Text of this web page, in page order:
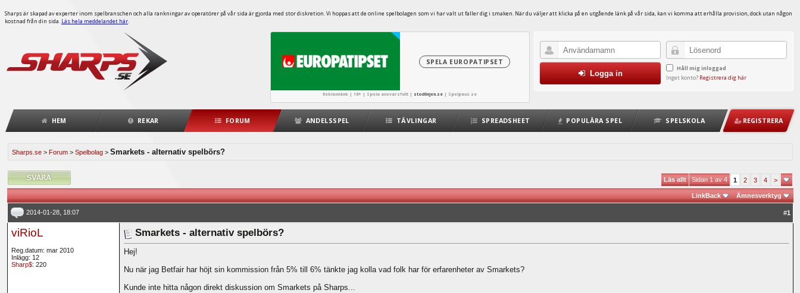
Sharps är skapad av experter inom spelbranschen och alla rankningar av operatörer på vår sida är gjorda med stor diskretion. Vi hoppas att de online spelbolagen som vi har valt ut faller dig i smaken. När du väljer att klicka på en utgående länk på vår sida, kan vi komma att erhålla provision, dock utan någon
kostnad från din sida. Läs hela meddelandet här.
SPELA EUROPATIPSET
Reklamlänk | 18+ | Spela ansvarsfullt | stodlinjen.se | Spelpaus.se
Håll mig inloggad
Inget konto? Registrera dig här
Logga in
HEM REKAR FORUM ANDELSSPEL TÄVLINGAR SPREADSHEET POPULÄRA SPEL SPELSKOLA REGISTRERA
Sharps.se > Forum > Spelbolag > Smarkets - alternativ spelbörs?
Läs allt Sidan 1 av 4 1 2 3 4 >
LinkBack Ämnesverktyg
2014-01-28, 18:07 #1
viRioL
Reg.datum: mar 2010
Inlägg: 12
Sharp$: 220
Smarkets - alternativ spelbörs?
Hej!
Nu när jag Betfair har höjt sin kommission från 5% till 6% tänkte jag kolla vad folk har för erfarenheter av Smarkets?
Kunde inte hitta någon direkt diskussion om Smarkets på Sharps...